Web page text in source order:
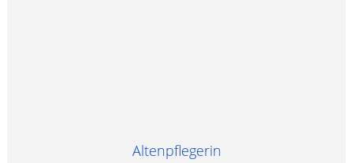
Altenpflegerin